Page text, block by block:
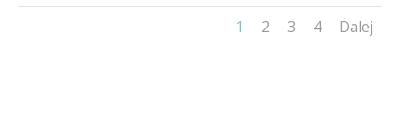
1 2 3 4 Dalej